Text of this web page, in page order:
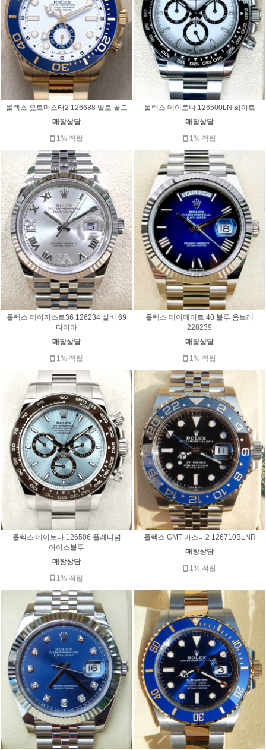
롤렉스 요트마스터2 126688 옐로 골드
매장상담
1% 적립
롤렉스 데이토나 126500LN 화이트
매장상담
1% 적립
롤렉스 데이저스트36 126234 실버 69
다이아
매장상담
1% 적립
롤렉스 데이데이트 40 블루 옴브레
228239
매장상담
1% 적립
롤렉스 데이토나 126506 플래티넘
아이스블루
매장상담
1% 적립
롤렉스 GMT 마스터2 126710BLNR
매장상담
1% 적립